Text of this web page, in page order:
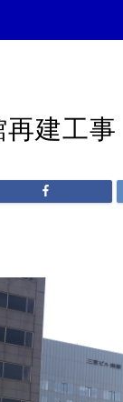
建工事